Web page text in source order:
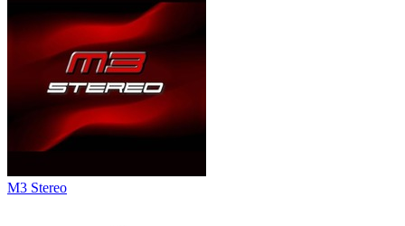
M3 Stereo